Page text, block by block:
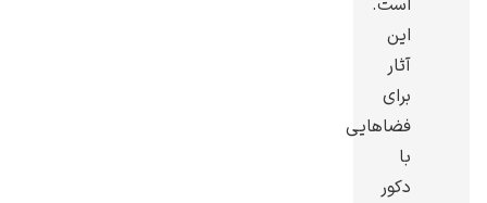
یوهانس فرمیر
است.
این
آثار
برای
فضاهایی
با
دکور